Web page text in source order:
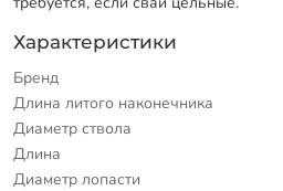
Характеристики
Бренд
Длина литого наконечника
Диаметр ствола
Длина
Диаметр лопасти